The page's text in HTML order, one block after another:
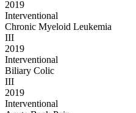
2019
Interventional
Chronic Myeloid Leukemia
III
2019
Interventional
Biliary Colic
III
2019
Interventional